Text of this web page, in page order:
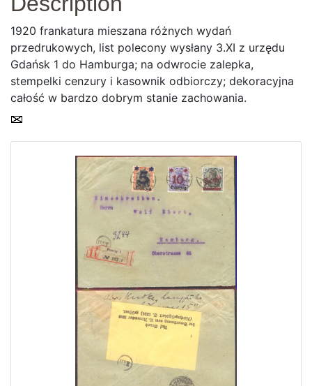
Home page
Current auction
Recent result
1920 frankatura mieszana różnych wydań
przedrukowych, list polecony wysłany 3.XI z urzędu
Gdańsk 1 do Hamburga; na odwrocie zalepka,
stempelki cenzury i kasownik odbiorczy; dekoracyjna
całość w bardzo dobrym stanie zachowania.